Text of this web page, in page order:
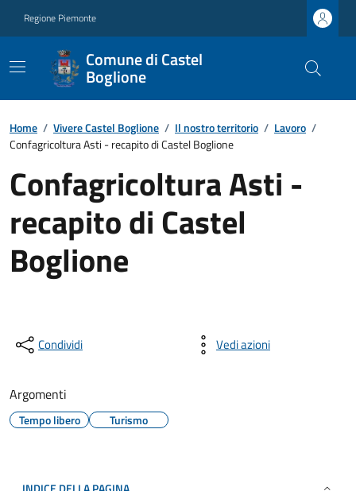
Regione Piemonte
Comune di Castel
Boglione
Home / Vivere Castel Boglione / Il nostro territorio / Lavoro /
Confagricoltura Asti - recapito di Castel Boglione
Confagricoltura Asti -
recapito di Castel
Boglione
Condividi Vedi azioni
Argomenti
Tempo libero Turismo